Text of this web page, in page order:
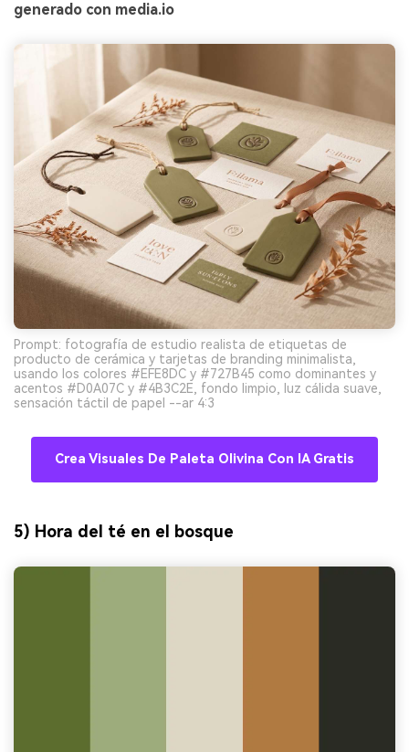
generado con media.io
Prompt: fotografía de estudio realista de etiquetas de
producto de cerámica y tarjetas de branding minimalista,
usando los colores #EFE8DC y #727B45 como dominantes y
acentos #D0A07C y #4B3C2E, fondo limpio, luz cálida suave,
sensación táctil de papel --ar 4:3
Crea Visuales De Paleta Olivina Con IA Gratis
5) Hora del té en el bosque